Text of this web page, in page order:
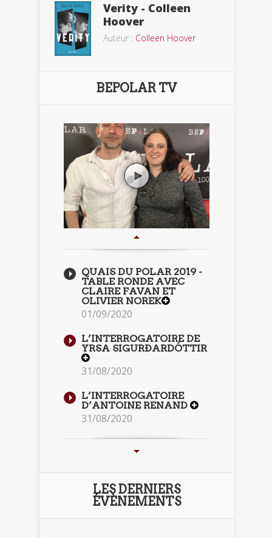
Verity - Colleen
Hoover
Auteur : Colleen Hoover
BEPOLAR TV
QUAIS DU POLAR 2019 -
TABLE RONDE AVEC
CLAIRE FAVAN ET
OLIVIER NOREK
01/09/2020
L’INTERROGATOIRE DE
YRSA SIGURÐARDÓTTIR
31/08/2020
L’INTERROGATOIRE
D’ANTOINE RENAND
31/08/2020
LES DERNIERS
ÉVÈNEMENTS